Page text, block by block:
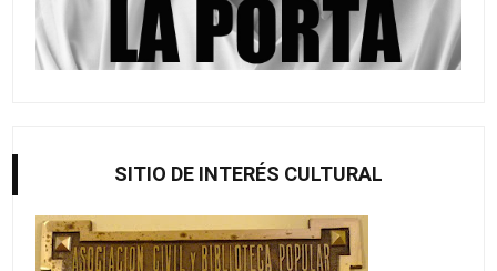
SITIO DE INTERÉS CULTURAL